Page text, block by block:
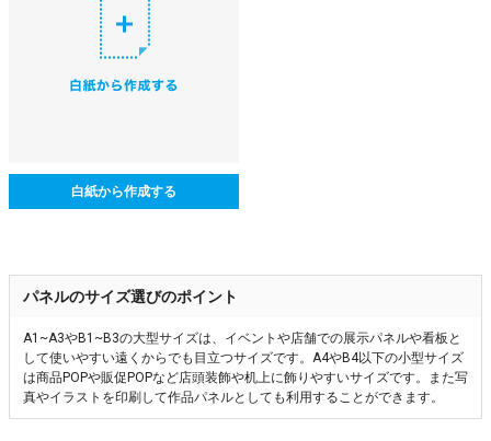
白紙から作成する
パネルのサイズ選びのポイント
A1~A3やB1~B3の大型サイズは、イベントや店舗での展示パネルや看板と
して使いやすい遠くからでも目立つサイズです。A4やB4以下の小型サイズ
は商品POPや販促POPなど店頭装飾や机上に飾りやすいサイズです。また写
真やイラストを印刷して作品パネルとしても利用することができます。